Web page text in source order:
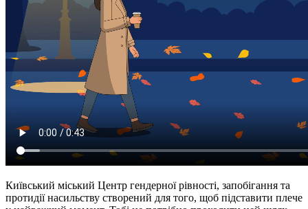
Київський міський Центр гендерної рівності, запобігання та
протидії насильству створений для того, щоб підставити плече